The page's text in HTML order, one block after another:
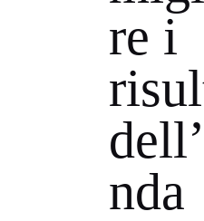
re i
nda